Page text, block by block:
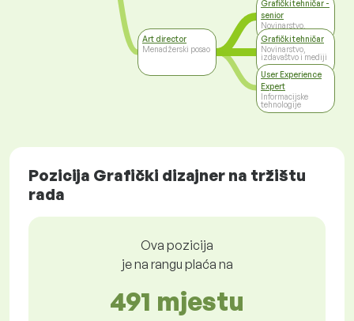
Art director
Menadžerski posao
Grafički tehničar -
senior
Novinarstvo,
izdavaštvo i mediji
Grafički tehničar
Novinarstvo,
izdavaštvo i mediji
User Experience
Expert
Informacijske
tehnologije
Pozicija Grafički dizajner na tržištu
rada
Ova pozicija
je na rangu plaća na
491 mjestu